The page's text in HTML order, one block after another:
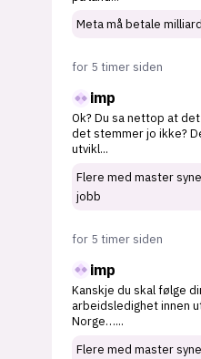
Meta må betale
for 5 timer siden
imp
Ok? Du sa nettop at
det stemmer jo ikke?
utvikl...
Flere med master
jobb
for 5 timer siden
imp
Kanskje du skal følge
arbeidsledighet innen
Norge…...
Flere med master